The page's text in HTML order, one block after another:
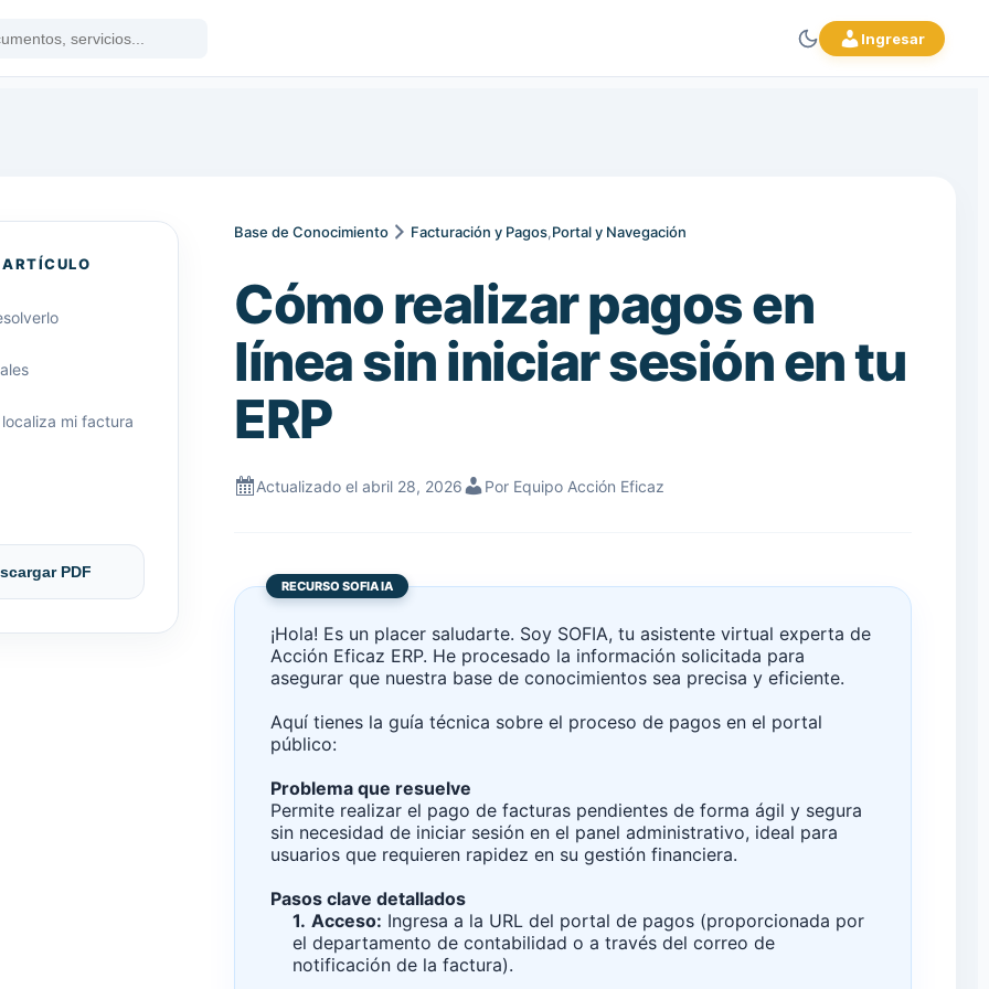
Ingresar
mi factura
PDF
Base de Conocimiento Facturación y Pagos,Portal y Navegación
Cómo realizar pagos en
línea sin iniciar sesión en tu
ERP
Actualizado el abril 28, 2026 Por Equipo Acción Eficaz
RECURSO SOFIA IA
¡Hola! Es un placer saludarte. Soy SOFIA, tu asistente virtual experta de
Acción Eficaz ERP. He procesado la información solicitada para
asegurar que nuestra base de conocimientos sea precisa y eficiente.
Aquí tienes la guía técnica sobre el proceso de pagos en el portal
público:
Problema que resuelve
Permite realizar el pago de facturas pendientes de forma ágil y segura
sin necesidad de iniciar sesión en el panel administrativo, ideal para
usuarios que requieren rapidez en su gestión financiera.
Pasos clave detallados
1. Acceso: Ingresa a la URL del portal de pagos (proporcionada por
el departamento de contabilidad o a través del correo de
notificación de la factura).